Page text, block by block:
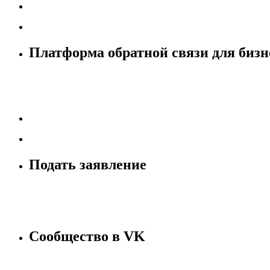
Платформа обратной связи для
Подать заявление
Сообщество в VK